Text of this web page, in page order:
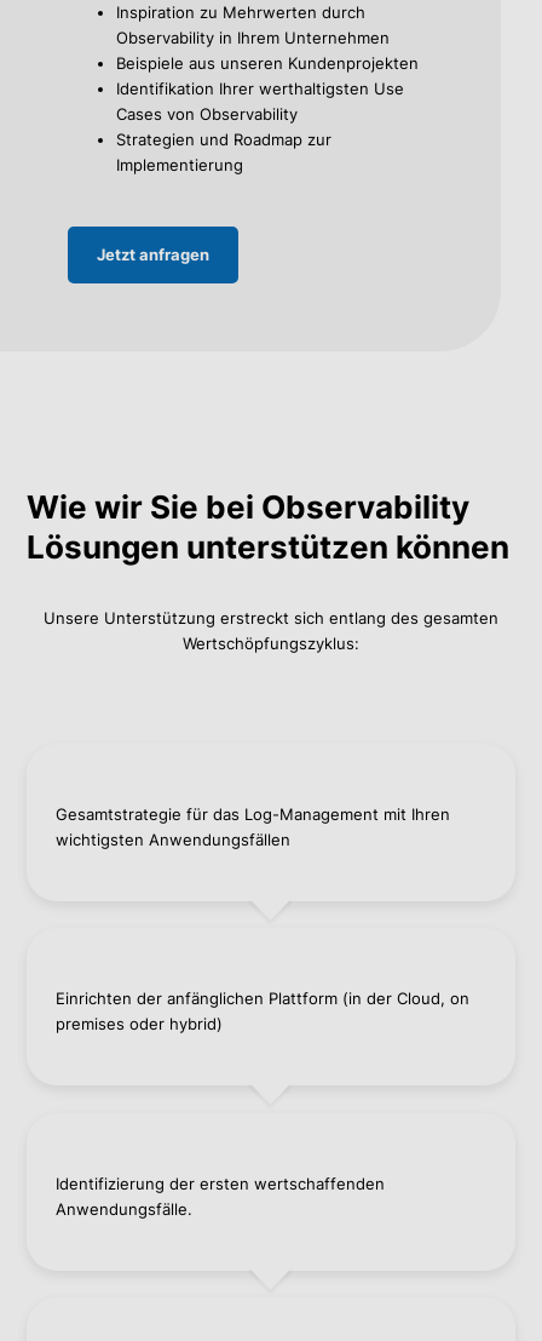
Inspiration zu Mehrwerten durch
Observability in Ihrem Unternehmen
Beispiele aus unseren Kundenprojekten
Identifikation Ihrer werthaltigsten Use
Cases von Observability
Strategien und Roadmap zur
Implementierung
Jetzt anfragen
Wie wir Sie bei Observability
Lösungen unterstützen können
Unsere Unterstützung erstreckt sich entlang des gesamten
Wertschöpfungszyklus:
Gesamtstrategie für das Log-Management mit Ihren
wichtigsten Anwendungsfällen
Einrichten der anfänglichen Plattform (in der Cloud, on
premises oder hybrid)
Identifizierung der ersten wertschaffenden
Anwendungsfälle.